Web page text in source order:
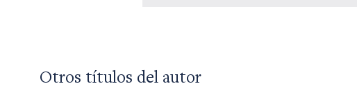
Otros títulos del autor